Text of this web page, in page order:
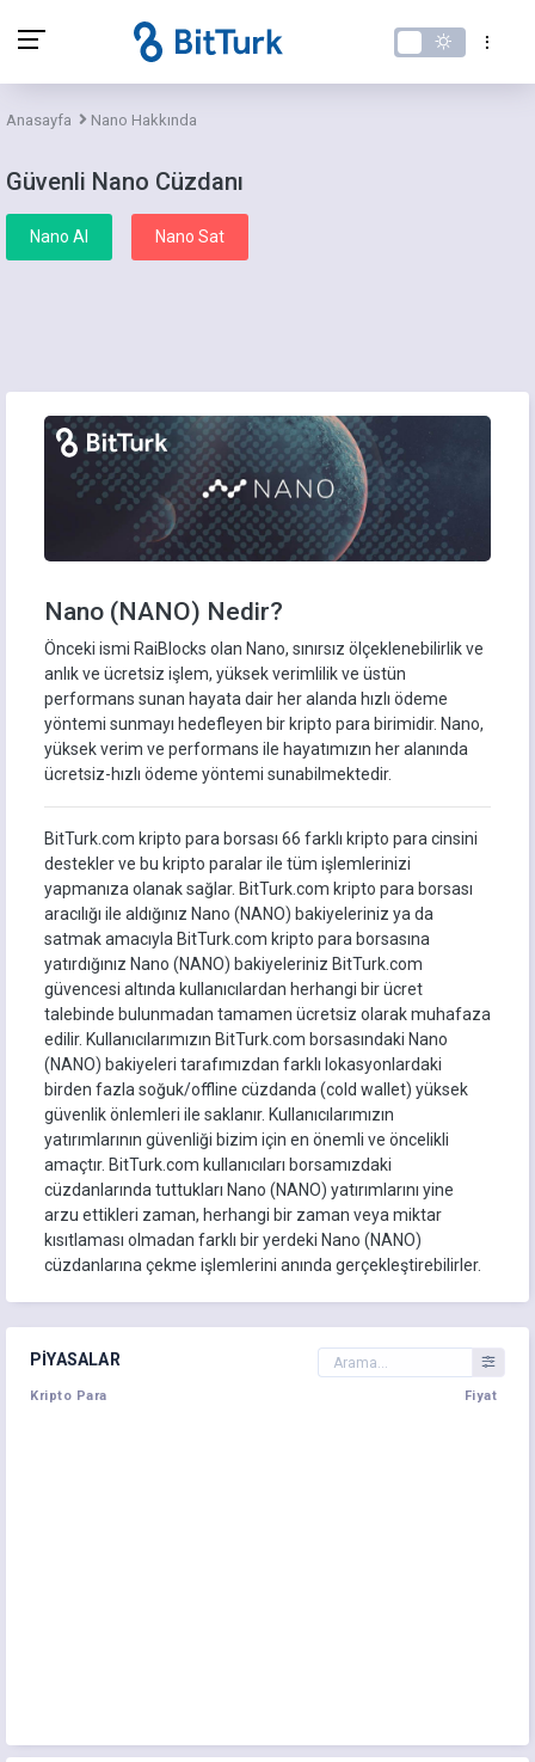
Anasayfa Nano Hakkında
Güvenli Nano Cüzdanı
Nano Al Nano Sat
Nano (NANO) Nedir?
Önceki ismi RaiBlocks olan Nano, sınırsız ölçeklenebilirlik ve
anlık ve ücretsiz işlem, yüksek verimlilik ve üstün
performans sunan hayata dair her alanda hızlı ödeme
yöntemi sunmayı hedefleyen bir kripto para birimidir. Nano,
yüksek verim ve performans ile hayatımızın her alanında
ücretsiz-hızlı ödeme yöntemi sunabilmektedir.
BitTurk.com kripto para borsası 66 farklı kripto para cinsini
destekler ve bu kripto paralar ile tüm işlemlerinizi
yapmanıza olanak sağlar. BitTurk.com kripto para borsası
aracılığı ile aldığınız Nano (NANO) bakiyeleriniz ya da
satmak amacıyla BitTurk.com kripto para borsasına
yatırdığınız Nano (NANO) bakiyeleriniz BitTurk.com
güvencesi altında kullanıcılardan herhangi bir ücret
talebinde bulunmadan tamamen ücretsiz olarak muhafaza
edilir. Kullanıcılarımızın BitTurk.com borsasındaki Nano
(NANO) bakiyeleri tarafımızdan farklı lokasyonlardaki
birden fazla soğuk/offline cüzdanda (cold wallet) yüksek
güvenlik önlemleri ile saklanır. Kullanıcılarımızın
yatırımlarının güvenliği bizim için en önemli ve öncelikli
amaçtır. BitTurk.com kullanıcıları borsamızdaki
cüzdanlarında tuttukları Nano (NANO) yatırımlarını yine
arzu ettikleri zaman, herhangi bir zaman veya miktar
kısıtlaması olmadan farklı bir yerdeki Nano (NANO)
cüzdanlarına çekme işlemlerini anında gerçekleştirebilirler.
PIYASALAR
Kripto Para Fiyat